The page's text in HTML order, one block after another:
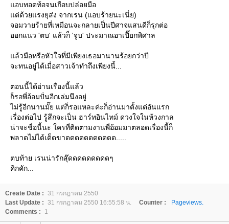
อบทอดท้อจนเกือบปล่อยมือ
ต่ด้วยแรงยุส่ง จากเรน (แอบร้ายนะเนี่ย)
จอมวายร้ายที่เหมือนจะกลายเป็นปีศาจแสนดีก็รุกต่อ
ออกแนว 'ตบ' แล้วก็ 'จูบ' ประมาณอาเปี๊ยกพิศาล
ล้วมือหรือหัวใจที่มีเพียงเธอมานานร้อยกว่าปี
จะทนอยู่ได้เมื่อสาวเจ้าทำถึงเพียงนี้...
ตอนนี้ได้อ่านเรื่องนี้แล้ว
ก็รอพี่อ้อมปั่นอีกเล่มนึงอยู่
ไม่รู้อีกนานมั๊ย แต่ก็รอแหละค่ะก็อ่านมาตั้งแต่อันแรก
เรื่องต่อไป รู้สึกจะเป็น ฮาร์ทอินไทม์ ดวงใจในห้วงกาล
น่าจะชื่อนี้นะ ใครที่ติดตามงานพี่อ้อมมาตลอดเรื่องนี้ก็
พลาดไม่ได้เด็ดขาดดดดดดดดดดด.....
ตบท้าย เรนน่ารักสุ๊ดดดดดดดดดๆ
คิกคัก...
Create Date : 31 กรกฎาคม 2550
Last Update : 31 กรกฎาคม 2550 16:55:58 น. Counter :
Pageviews.
Comments :
1